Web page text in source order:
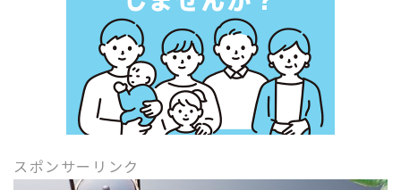
スポンサーリンク